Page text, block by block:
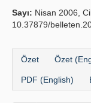
Sayı: Nisan 2006,
10.37879/
Özet Özet
PDF (English)